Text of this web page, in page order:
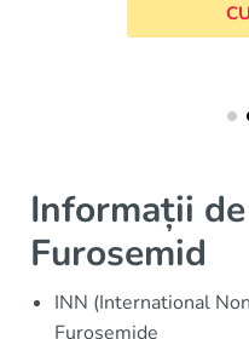
Informații
Furosemid
INN (International
Furosemide